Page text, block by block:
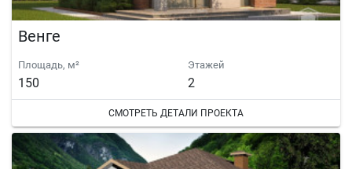
Венге
Площадь, м²
150
Этажей
2
СМОТРЕТЬ ДЕТАЛИ ПРОЕКТА